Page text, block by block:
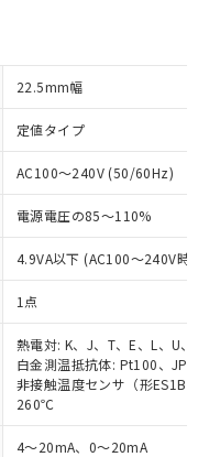
22.5mm幅
定値タイプ
AC100～240V (50/60Hz)
電源電圧の85～110%
4.9VA以下 (AC100～240V時)
1点
熱電対: K、J、T、E、L、U、
白金測温抵抗体: Pt100、
非接触温度センサ（形ES1B
260℃
4～20mA、0～20mA